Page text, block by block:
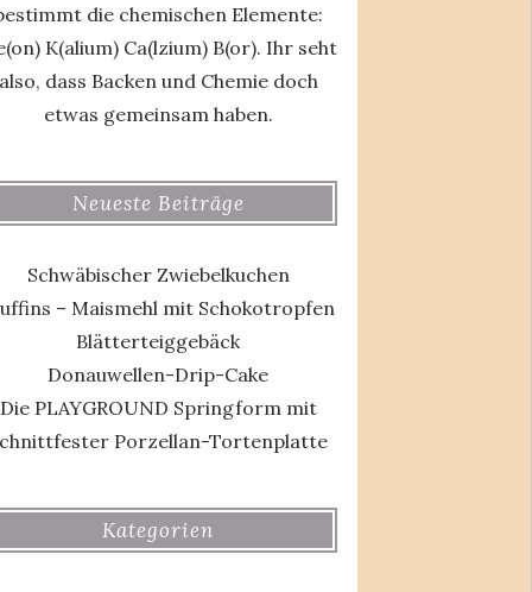
die chemischen Elemente:
K(alium) Ca(lzium) B(or). Ihr seht
dass Backen und Chemie doch
etwas gemeinsam haben.
Neueste Beiträge
Schwäbischer Zwiebelkuchen
– Maismehl mit Schokotropfen
Blätterteiggebäck
Donauwellen-Drip-Cake
Die PLAYGROUND Springform mit
Porzellan-Tortenplatte
Kategorien